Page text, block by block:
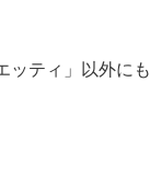
ッティ」以外にも